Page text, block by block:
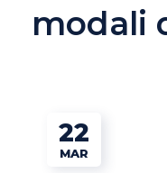
modali
22
MAR